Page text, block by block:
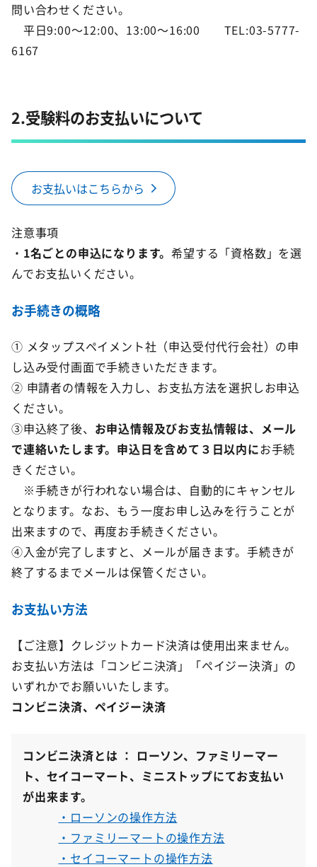
問い合わせください。
平日9:00～12:00、13:00～16:00 TEL:03-5777-
6167
2.受験料のお支払いについて
お支払いはこちらから
注意事項
・ 1名ごとの申込になります。希望する「資格数」を選
んでお支払いください。
お手続きの概略
① メタップスペイメント社（申込受付代行会社）の申
し込み受付画面で手続きいただきます。
② 申請者の情報を入力し、お支払方法を選択しお申込
ください。
③申込終了後、 お申込情報及びお支払情報は、メール
で連絡いたします。申込日を含めて３日以内にお手続
きください。
※手続きが行われない場合は、自動的にキャンセル
となります。なお、もう一度お申し込みを行うことが
出来ますので、再度お手続きください。
④入金が完了しますと、メールが届きます。手続きが
終了するまでメールは保管ください。
お支払い方法
【ご注意】クレジットカード決済は使用出来ません。
お支払い方法は「コンビニ決済」「ペイジー決済」の
いずれかでお願いいたします。
コンビニ決済、ペイジー決済
コンビニ決済とは ： ローソン、ファミリーマー
ト、セイコーマート、ミニストップにてお支払い
が出来ます。
・ローソンの操作方法
・ファミリーマートの操作方法
・セイコーマートの操作方法